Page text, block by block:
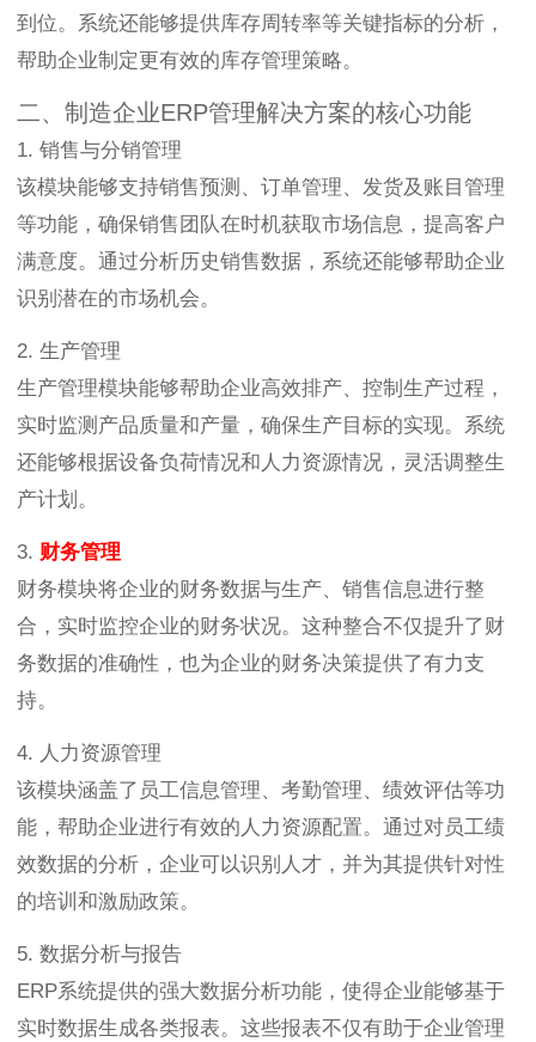
到位。系统还能够提供库存周转率等关键指标的分析，
帮助企业制定更有效的库存管理策略。
二、制造企业ERP管理解决方案的核心功能
1. 销售与分销管理
该模块能够支持销售预测、订单管理、发货及账目管理
等功能，确保销售团队在时机获取市场信息，提高客户
满意度。通过分析历史销售数据，系统还能够帮助企业
识别潜在的市场机会。
2. 生产管理
生产管理模块能够帮助企业高效排产、控制生产过程，
实时监测产品质量和产量，确保生产目标的实现。系统
还能够根据设备负荷情况和人力资源情况，灵活调整生
产计划。
3. 财务管理
财务模块将企业的财务数据与生产、销售信息进行整
合，实时监控企业的财务状况。这种整合不仅提升了财
务数据的准确性，也为企业的财务决策提供了有力支
持。
4. 人力资源管理
该模块涵盖了员工信息管理、考勤管理、绩效评估等功
能，帮助企业进行有效的人力资源配置。通过对员工绩
效数据的分析，企业可以识别人才，并为其提供针对性
的培训和激励政策。
5. 数据分析与报告
ERP系统提供的强大数据分析功能，使得企业能够基于
实时数据生成各类报表。这些报表不仅有助于企业管理